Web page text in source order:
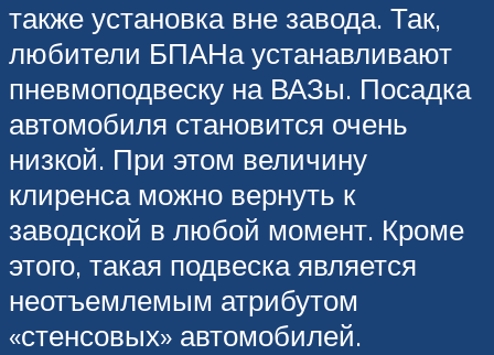
также установка вне завода. Так,
любители БПАНа устанавливают
пневмоподвеску на ВАЗы. Посадка
автомобиля становится очень
низкой. При этом величину
клиренса можно вернуть к
заводской в любой момент. Кроме
этого, такая подвеска является
неотъемлемым атрибутом
«стенсовых» автомобилей.